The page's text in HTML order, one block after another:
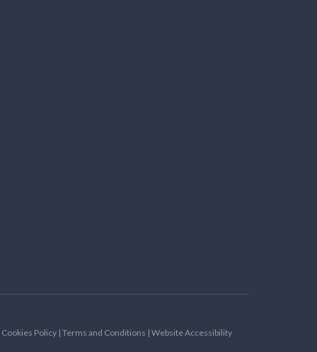
Cookies Policy | Terms and Conditions | Website Accessibility